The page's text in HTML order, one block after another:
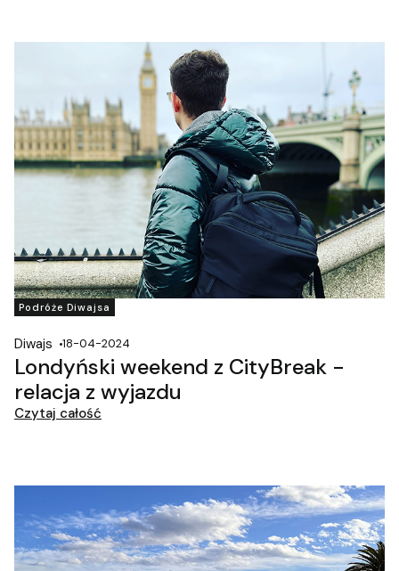
Podróże Diwajsa
Diwajs 18-04-2024
Londyński weekend z CityBreak -
relacja z wyjazdu
Czytaj całość